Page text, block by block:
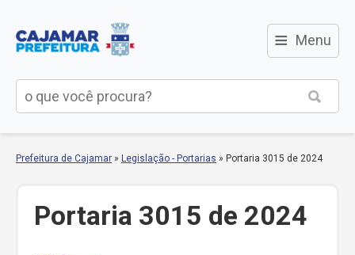
≡ Menu
Prefeitura de Cajamar » Legislação - Portarias » Portaria 3015 de 2024
Portaria 3015 de 2024